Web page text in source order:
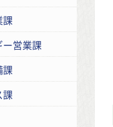
課
営業課
課
課